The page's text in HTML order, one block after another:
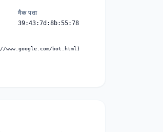
मैक पता
39:43:7d:8b:55:78
bot.html)